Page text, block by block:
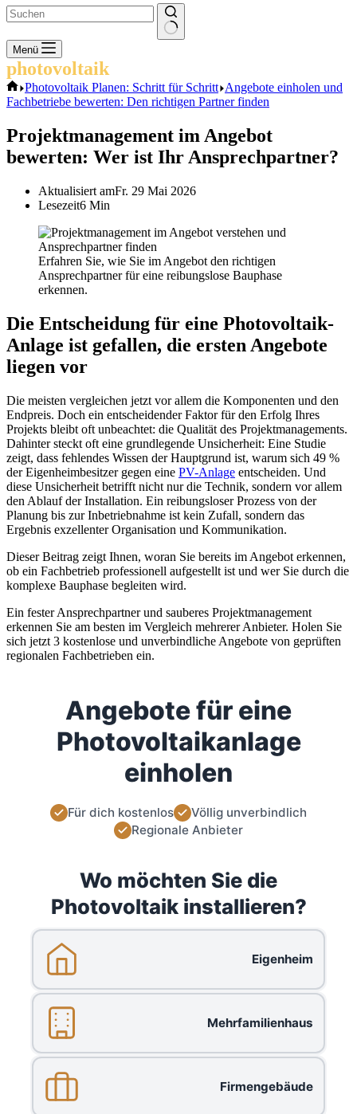
Keine
Ergebnisse
Menü
photovoltaik
Start
Photovoltaik Planen: Schritt für Schritt Angebote einholen und
Fachbetriebe bewerten: Den richtigen Partner finden
Projektmanagement im Angebot
bewerten: Wer ist Ihr Ansprechpartner?
Aktualisiert amFr. 29 Mai 2026
Lesezeit6 Min
Erfahren Sie, wie Sie im Angebot den richtigen
Ansprechpartner für eine reibungslose Bauphase
erkennen.
Die Entscheidung für eine Photovoltaik-
Anlage ist gefallen, die ersten Angebote
liegen vor
Die meisten vergleichen jetzt vor allem die Komponenten und den
Endpreis. Doch ein entscheidender Faktor für den Erfolg Ihres
Projekts bleibt oft unbeachtet: die Qualität des Projektmanagements.
Dahinter steckt oft eine grundlegende Unsicherheit: Eine Studie
zeigt, dass fehlendes Wissen der Hauptgrund ist, warum sich 49 %
der Eigenheimbesitzer gegen eine PV-Anlage entscheiden. Und
diese Unsicherheit betrifft nicht nur die Technik, sondern vor allem
den Ablauf der Installation. Ein reibungsloser Prozess von der
Planung bis zur Inbetriebnahme ist kein Zufall, sondern das
Ergebnis exzellenter Organisation und Kommunikation.
Dieser Beitrag zeigt Ihnen, woran Sie bereits im Angebot erkennen,
ob ein Fachbetrieb professionell aufgestellt ist und wer Sie durch die
komplexe Bauphase begleiten wird.
Ein fester Ansprechpartner und sauberes Projektmanagement
erkennen Sie am besten im Vergleich mehrerer Anbieter. Holen Sie
sich jetzt 3 kostenlose und unverbindliche Angebote von geprüften
regionalen Fachbetrieben ein.
Angebote für eine
Photovoltaikanlage
einholen
Für dich kostenlos
Völlig unverbindlich
Regionale Anbieter
Wo möchten Sie die
Photovoltaik installieren?
Eigenheim
Mehrfamilienhaus
Firmengebäude